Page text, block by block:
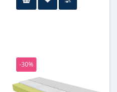
Жесткость
стороны с разной
жесткостью
-30%